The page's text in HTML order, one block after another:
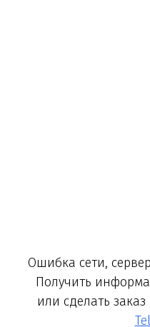
Ошибка сети,
Получить
или сделать